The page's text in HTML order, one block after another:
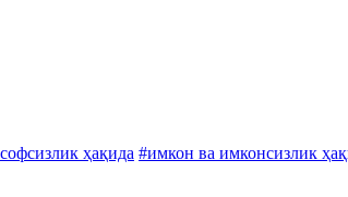
ҳақида #имкон ва имконсизлик